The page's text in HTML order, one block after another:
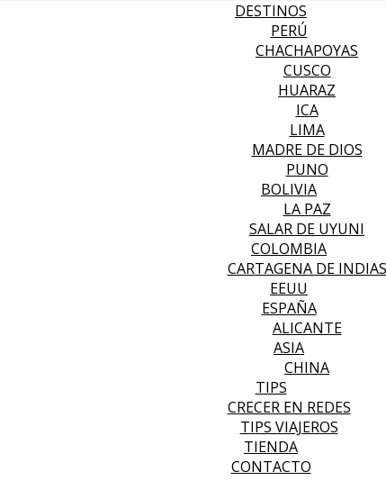
DESTINOS
PERÚ
CHACHAPOYAS
CUSCO
HUARAZ
ICA
LIMA
MADRE DE DIOS
PUNO
BOLIVIA
LA PAZ
SALAR DE UYUNI
COLOMBIA
CARTAGENA DE INDIAS
EEUU
ESPAÑA
ALICANTE
ASIA
CHINA
TIPS
CRECER EN REDES
TIPS VIAJEROS
TIENDA
CONTACTO